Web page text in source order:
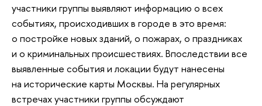
участники группы выявляют информацию о всех
событиях, происходивших в городе в это время:
о постройке новых зданий, о пожарах, о праздниках
и о криминальных происшествиях. Впоследствии все
выявленные события и локации будут нанесены
на исторические карты Москвы. На регулярных
встречах участники группы обсуждают